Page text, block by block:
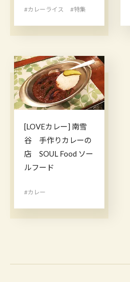
#カレーライス
#特集
[LOVEカレー] 南雪
谷 手作りカレーの
店 SOUL Food ソー
ルフード
#カレー